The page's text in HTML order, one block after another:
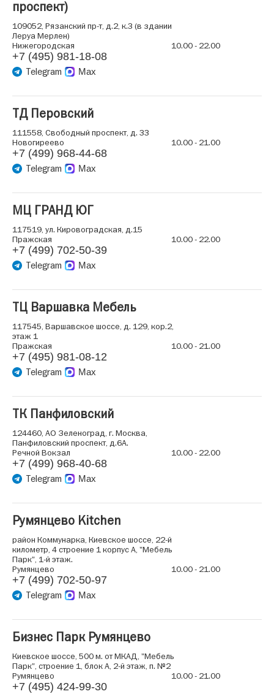
проспект)
109052, Рязанский пр-т, д.2, к.3 (в здании
Леруа Мерлен)
Нижегородская
10.00 - 22.00
+7 (495) 981-18-08
Telegram Max
ТД Перовский
111558, Свободный проспект, д. 33
Новогиреево
10.00 - 21.00
+7 (499) 968-44-68
Telegram Max
МЦ ГРАНД ЮГ
117519, ул. Кировоградская, д.15
Пражская
10.00 - 22.00
+7 (499) 702-50-39
Telegram Max
ТЦ Варшавка Мебель
117545, Варшавское шоссе, д. 129, кор.2,
этаж 1
Пражская
10.00 - 21.00
+7 (495) 981-08-12
Telegram Max
ТК Панфиловский
124460, АО Зеленоград, г. Москва,
Панфиловский проспект, д.6А.
Речной Вокзал
10.00 - 22.00
+7 (499) 968-40-68
Telegram Max
Румянцево Kitchen
район Коммунарка, Киевское шоссе, 22-й
километр, 4 строение 1 корпус А, "Мебель
Парк", 1-й этаж.
Румянцево
10.00 - 21.00
+7 (499) 702-50-97
Telegram Max
Бизнес Парк Румянцево
Киевское шоссе, 500 м. от МКАД, "Мебель
Парк", строение 1, блок А, 2-й этаж, п. №2
Румянцево
10.00 - 21.00
+7 (495) 424-99-30